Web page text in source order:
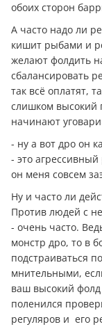
обоих сторон
А часто надо ли
кишит рыбами и
желают фолдить
сбалансировать
так всё оплатят,
слишком высокий
начинают
- ну а вот дро он
- это
он меня совсем
Ну и часто ли
Против людей с
- очень часто.
монстр дро, то в
подстраиваться
мнительными,
ваш высокий
поленился
регуляров и его